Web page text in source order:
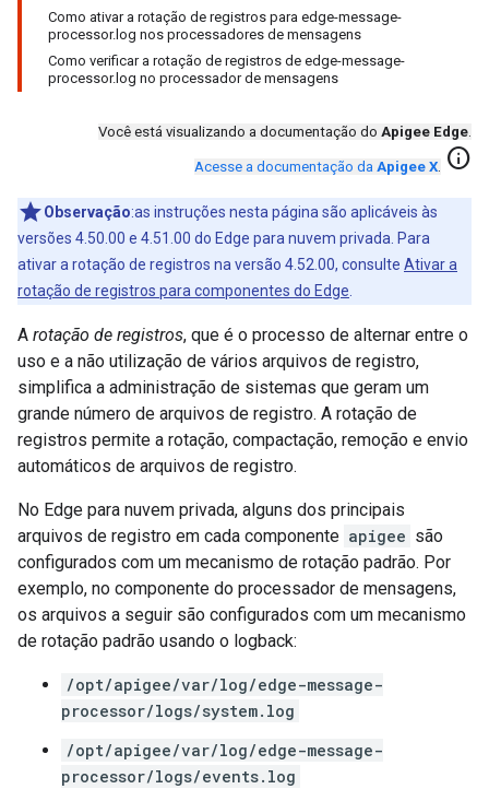
Como ativar a rotação de registros para edge-message-
processor.log nos processadores de mensagens
Como verificar a rotação de registros de edge-message-
processor.log no processador de mensagens
Você está visualizando a documentação do Apigee Edge.
Acesse a documentação da Apigee X. info
Observação:as instruções nesta página são aplicáveis às
versões 4.50.00 e 4.51.00 do Edge para nuvem privada. Para
ativar a rotação de registros na versão 4.52.00, consulte Ativar a
rotação de registros para componentes do Edge
A rotação de registros, que é o processo de alternar entre o
uso e a não utilização de vários arquivos de registro,
simplifica a administração de sistemas que geram um
grande número de arquivos de registro. A rotação de
registros permite a rotação, compactação, remoção e envio
automáticos de arquivos de registro.
No Edge para nuvem privada, alguns dos principais
arquivos de registro em cada componente apigee são
configurados com um mecanismo de rotação padrão. Por
exemplo, no componente do processador de mensagens,
os arquivos a seguir são configurados com um mecanismo
de rotação padrão usando o logback:
/opt/apigee/var/log/edge-message-
processor/logs/system.log
/opt/apigee/var/log/edge-message-
processor/logs/events.log